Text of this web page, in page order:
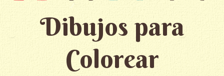
Dibujos para
Colorear